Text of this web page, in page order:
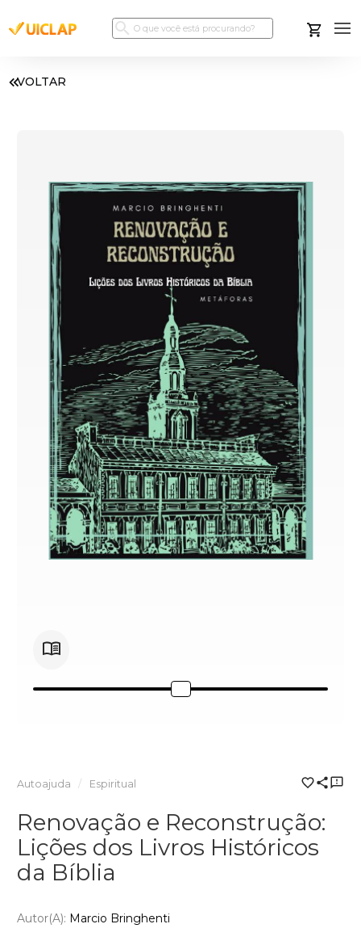
VOLTAR
Autoajuda Espiritual
Renovação e Reconstrução:
Lições dos Livros Históricos
da Bíblia
Autor(a): Marcio Bringhenti